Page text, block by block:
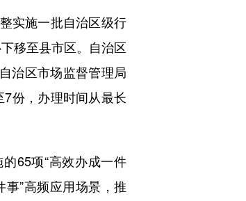
实施一批自治区级行
移至县市区。自治区
治区市场监督管理局
7份，办理时间从最长
65项“高效办成一件
事”高频应用场景，推